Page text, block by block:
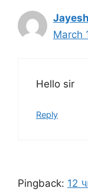
March
Hello sir
Reply
Pingback: 12